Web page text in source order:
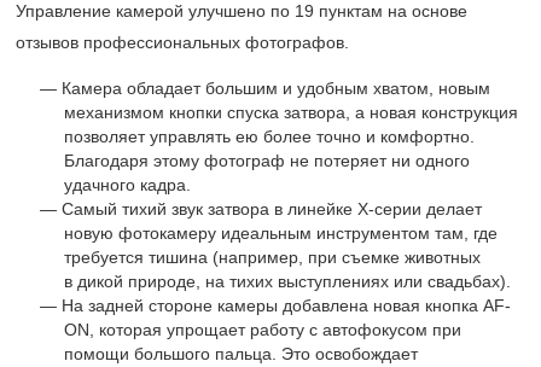
Управление камерой улучшено по 19 пунктам на основе
отзывов профессиональных фотографов.
Камера обладает большим и удобным хватом, новым
механизмом кнопки спуска затвора, а новая конструкция
позволяет управлять ею более точно и комфортно.
Благодаря этому фотограф не потеряет ни одного
удачного кадра.
Самый тихий звук затвора в линейке X-серии делает
новую фотокамеру идеальным инструментом там, где
требуется тишина (например, при съемке животных
в дикой природе, на тихих выступлениях или свадьбах).
На задней стороне камеры добавлена новая кнопка AF-
ON, которая упрощает работу с автофокусом при
помощи большого пальца. Это освобождает